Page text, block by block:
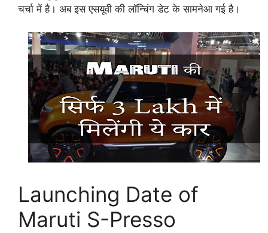
चर्चा में है। अब इस एसयूवी की लॉन्चिंग डेट के सामनेआ गई है।
Launching Date of
Maruti S-Presso